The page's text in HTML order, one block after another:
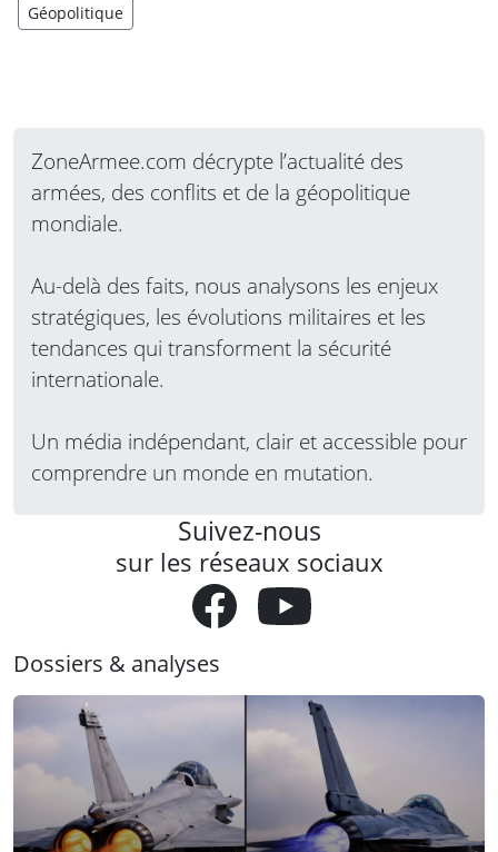
Géopolitique
ZoneArmee.com décrypte l’actualité des
armées, des conflits et de la géopolitique
mondiale.
Au-delà des faits, nous analysons les enjeux
stratégiques, les évolutions militaires et les
tendances qui transforment la sécurité
internationale.
Un média indépendant, clair et accessible pour
comprendre un monde en mutation.
Suivez-nous
sur les réseaux sociaux
Dossiers & analyses